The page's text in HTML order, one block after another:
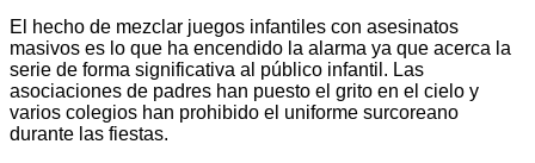
El hecho de mezclar juegos infantiles con asesinatos
masivos es lo que ha encendido la alarma ya que acerca la
serie de forma significativa al público infantil. Las
asociaciones de padres han puesto el grito en el cielo y
varios colegios han prohibido el uniforme surcoreano
durante las fiestas.